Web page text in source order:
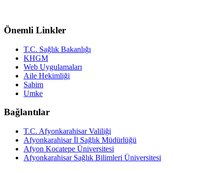
Önemli Linkler
T.C. Sağlık Bakanlığı
KHGM
Web Uygulamaları
Aile Hekimliği
Sabim
Umke
Bağlantılar
T.C. Afyonkarahisar Valiliği
Afyonkarahisar İl Sağlık Müdürlüğü
Afyon Kocatepe Üniversitesi
Afyonkarahisar Sağlık Bilimleri Üniversitesi